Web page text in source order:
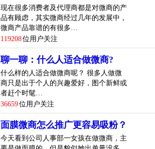
现在很多消费者及代理商都是对微商的产
品有顾虑，其实微商经过几年的发展中，
微商产品靠谱的有很多…
119208位用户关注
聊一聊：什么人适合做微商?
什么样的人适合做微商呢？ 很多人做微
商只是出于个人的兴趣爱好，图个新鲜或
者赶个时髦…
36659位用户关注
面膜微商怎么推广更容易吸粉？
今天看到公司人事部一女孩在做微商，主